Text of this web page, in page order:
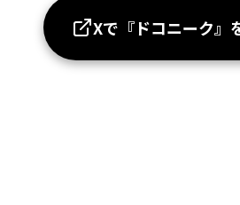
Xで『ドコニーク』